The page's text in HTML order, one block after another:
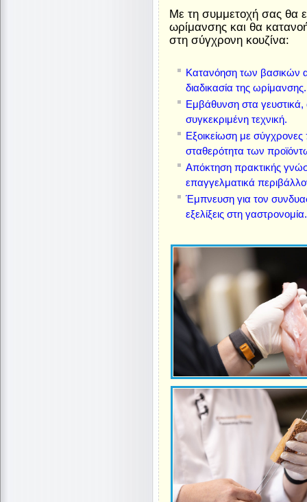
Με τη συμμετοχή σας θα
ωρίμανσης και θα
στη σύγχρονη κουζίνα:
Κατανόηση των βασικών
διαδικασία της ωρίμανσης.
Εμβάθυνση στα
συγκεκριμένη τεχνική.
Εξοικείωση με σύγχρονες
σταθερότητα των
Απόκτηση πρακτικής
επαγγελματικά
Έμπνευση για τον
εξελίξεις στη γαστρονομία.